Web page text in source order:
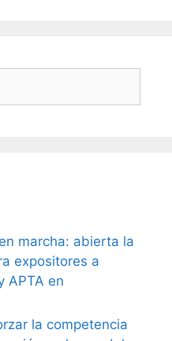
marcha: abierta la
expositores a
APTA en
la competencia